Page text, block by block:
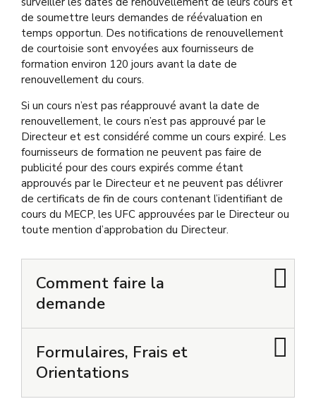
de soumettre leurs demandes de réévaluation en
temps opportun. Des notifications de renouvellement
de courtoisie sont envoyées aux fournisseurs de
formation environ 120 jours avant la date de
renouvellement du cours.
Si un cours n’est pas réapprouvé avant la date de
renouvellement, le cours n’est pas approuvé par le
Directeur et est considéré comme un cours expiré. Les
fournisseurs de formation ne peuvent pas faire de
publicité pour des cours expirés comme étant
approuvés par le Directeur et ne peuvent pas délivrer
de certificats de fin de cours contenant l’identifiant de
cours du MECP, les UFC approuvées par le Directeur ou
toute mention d’approbation du Directeur.
Comment faire la
demande
Remplissez et soumettez, par télécopie ou par
courrier,le formulaire 2160E
la Formation Continue Approuvée par le
Directeur et Évaluation de l’Instructeur (les
informations de paiement sont incluses sur le
Formulaires, Frais et
Orientations